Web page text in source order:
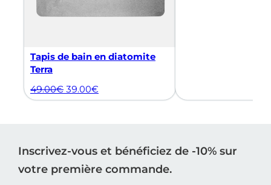
Tapis de bain en diatomite
Terra
49.00€ 39.00€
Inscrivez-vous et bénéficiez de -10% sur
votre première commande.